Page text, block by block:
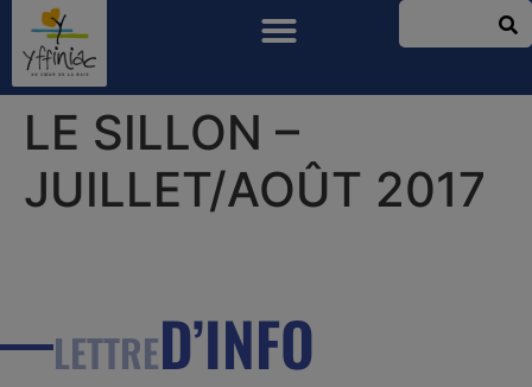
LE SILLON –
JUILLET/AOÛT 2017
LETTRED’INFO